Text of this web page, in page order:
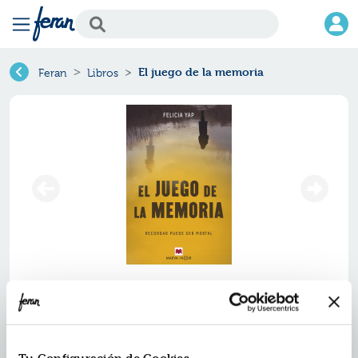
Feran Libros El juego de la memoria
El juego de la memoria
Ref.ZMV-7108809